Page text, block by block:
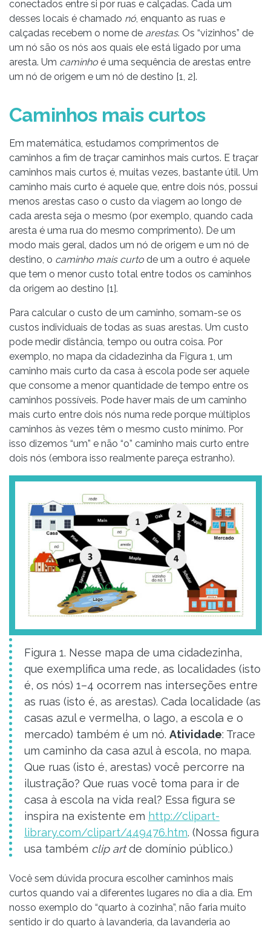
conectados entre si por ruas e calçadas. Cada um
desses locais é chamado nó , enquanto as ruas e
calçadas recebem o nome de arestas. Os “vizinhos” de
um nó são os nós aos quais ele está ligado por uma
aresta. Um caminho é uma sequência de arestas entre
um nó de origem e um nó de destino [1, 2].
Caminhos mais curtos
Em matemática, estudamos comprimentos de
caminhos a fim de traçar caminhos mais curtos. E traçar
caminhos mais curtos é, muitas vezes, bastante útil. Um
caminho mais curto é aquele que, entre dois nós, possui
menos arestas caso o custo da viagem ao longo de
cada aresta seja o mesmo (por exemplo, quando cada
aresta é uma rua do mesmo comprimento). De um
modo mais geral, dados um nó de origem e um nó de
destino, o caminho mais curto de um a outro é aquele
que tem o menor custo total entre todos os caminhos
da origem ao destino [1].
Para calcular o custo de um caminho, somam-se os
custos individuais de todas as suas arestas. Um custo
pode medir distância, tempo ou outra coisa. Por
exemplo, no mapa da cidadezinha da Figura 1, um
caminho mais curto da casa à escola pode ser aquele
que consome a menor quantidade de tempo entre os
caminhos possíveis. Pode haver mais de um caminho
mais curto entre dois nós numa rede porque múltiplos
caminhos às vezes têm o mesmo custo mínimo. Por
isso dizemos “um” e não “o” caminho mais curto entre
dois nós (embora isso realmente pareça estranho).
Figura 1. Nesse mapa de uma cidadezinha,
que exemplifica uma rede, as localidades (isto
é, os nós) 1–4 ocorrem nas interseções entre
as ruas (isto é, as arestas). Cada localidade (as
casas azul e vermelha, o lago, a escola e o
mercado) também é um nó. Atividade: Trace
um caminho da casa azul à escola, no mapa.
Que ruas (isto é, arestas) você percorre na
ilustração? Que ruas você toma para ir de
casa à escola na vida real? Essa figura se
inspira na existente em http://clipart-
library.com/clipart/449476.htm. (Nossa figura
usa também clip artde domínio público.)
Você sem dúvida procura escolher caminhos mais
curtos quando vai a diferentes lugares no dia a dia. Em
nosso exemplo do “quarto à cozinha”, não faria muito
sentido ir do quarto à lavanderia, da lavanderia ao